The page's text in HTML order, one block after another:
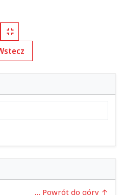
pełny link
Kopiuj krótki link
… Powrót do góry